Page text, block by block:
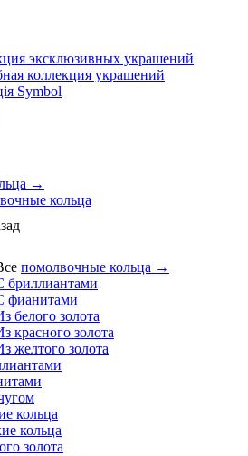
эксклюзивных украшений
коллекция украшений
Symbol
→
кольца
помолвочные кольца →
бриллиантами
фианитами
белого золота
красного золота
желтого золота
кольца
кольца
золота